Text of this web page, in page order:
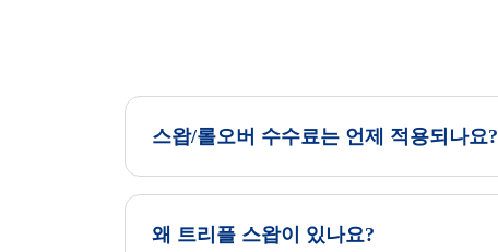
스왑/롤오버 수수료는 언제 적용되나요?
왜 트리플 스왑이 있나요?